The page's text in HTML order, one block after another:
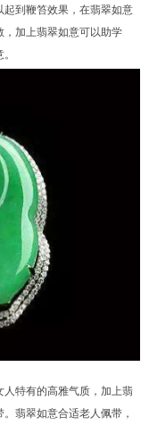
到鞭笞效果，在翡翠如意
，加上翡翠如意可以助学
特有的高雅气质，加上翡
翡翠如意合适老人佩带，